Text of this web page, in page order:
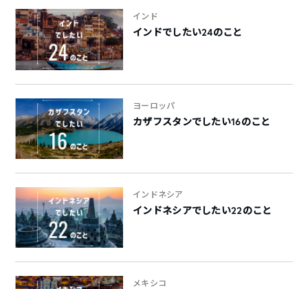
インド
インドでしたい24のこと
ヨーロッパ
カザフスタンでしたい16のこと
インドネシア
インドネシアでしたい22のこと
メキシコ